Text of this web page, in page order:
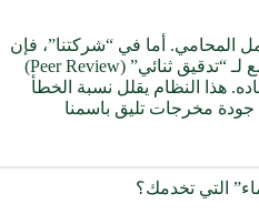
المحامي. أما في “شركتنا”، فإن
كل مذكرة قانونية، وكل عقد، يخضع لـ “تدقيق ثنائي” (Peer Review)
هذا النظام يقلل نسبة الخطأ
جودة مخرجات تليق باسمنا
التي تخدمك؟